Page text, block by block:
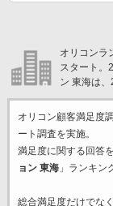
オリコンラ
スタート。
ン 東海は
オリコン顧客満足度
ート調査を実施。
満足度に関する回答
ョン 東海」ランキン
総合満足度だけでな